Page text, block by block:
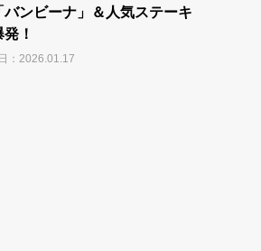
ンビーナ」＆人気ステーキ
！
：2026.01.17